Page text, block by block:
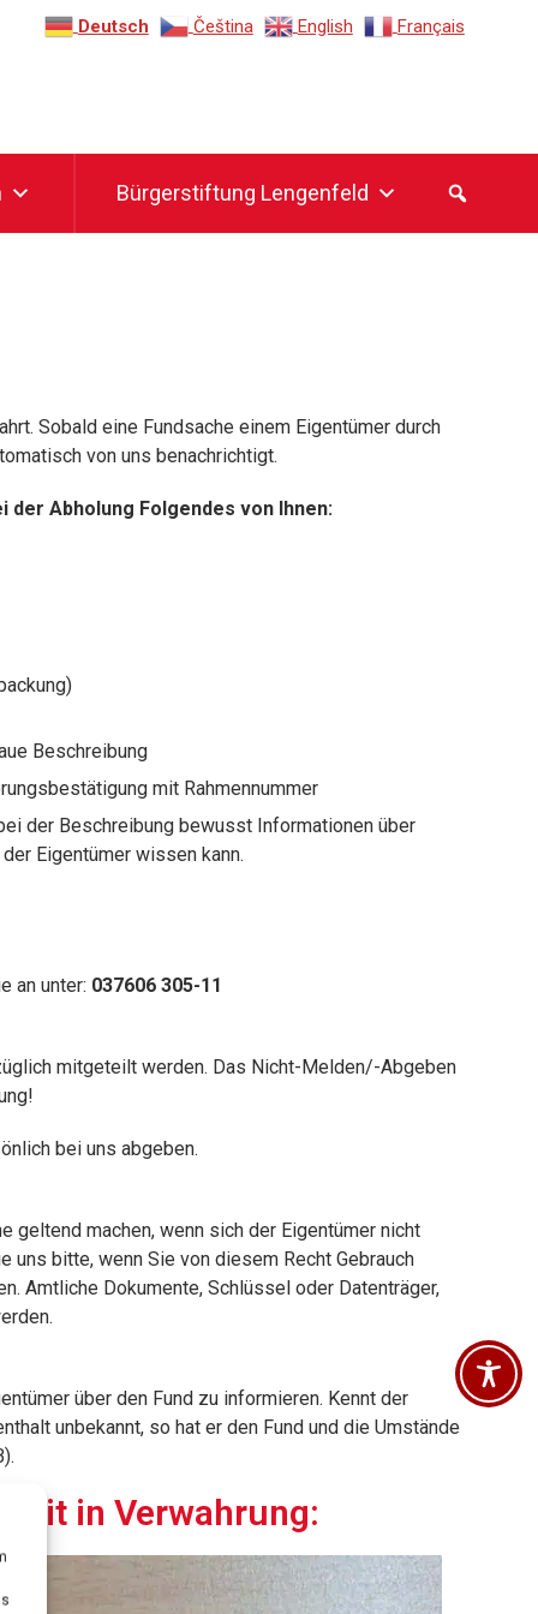
Deutsch Čeština‎ English Français
Bürgerstiftung Lengenfeld
Sobald eine Fundsache einem Eigentümer durch
von uns benachrichtigt.
Abholung Folgendes von Ihnen:
Beschreibung
mit Rahmennummer
der Beschreibung bewusst Informationen über
Eigentümer wissen kann.
an unter: 037606 305-11
mitgeteilt werden. Das Nicht-Melden/-Abgeben
bei uns abgeben.
geltend machen, wenn sich der Eigentümer nicht
bitte, wenn Sie von diesem Recht Gebrauch
Amtliche Dokumente, Schlüssel oder Datenträger,
über den Fund zu informieren. Kennt der
unbekannt, so hat er den Fund und die Umstände
in Verwahrung: